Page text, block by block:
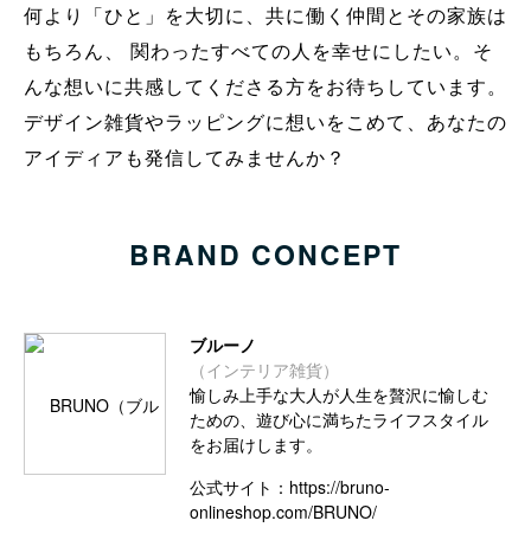
何より「ひと」を大切に、共に働く仲間とその家族は
もちろん、
関わったすべての人を幸せにしたい。そ
んな想いに共感してくださる方をお待ちしています。
デザイン雑貨やラッピングに想いをこめて、あなたの
アイディアも発信してみませんか？
BRAND CONCEPT
ブルーノ
（インテリア雑貨）
愉しみ上手な大人が人生を贅沢に愉しむ
ための、遊び心に満ちたライフスタイル
をお届けします。
公式サイト： https://bruno-
onlineshop.com/BRUNO/